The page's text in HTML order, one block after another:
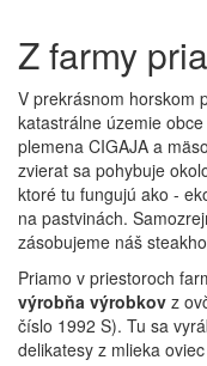
Z farmy
V prekrásnom horskom
katastrálne územie
plemena CIGAJA a
zvierat sa pohybuje
ktoré tu fungujú ako -
na pastvinách.
zásobujeme náš
Priamo v priestoroch
výrobňa výrobkov z
číslo 1992 S). Tu sa
delikatesy z mlieka